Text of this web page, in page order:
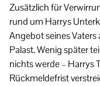
Zusätzlich für
rund um Harrys
Angebot seines
Palast. Wenig später
nichts werde – Harrys
Rückmeldefrist